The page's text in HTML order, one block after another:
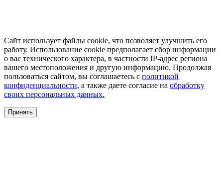
Сайт использует файлы cookie, что позволяет улучшить его
работу. Использование cookie предполагает сбор информации
о вас технического характера, в частности IP-адрес региона
вашего местоположения и другую информацию. Продолжая
пользоваться сайтом, вы соглашаетесь с политикой
конфиденциальности, а также даете согласие на обработку
своих персональных данных.
Принять